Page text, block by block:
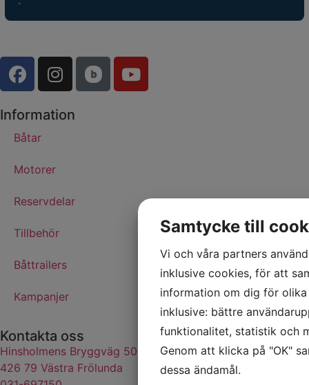
Information
Båtar
Motorer
Reservdelar
Tillbehör
Båttrailers
Kampanjer
Kontakta oss
Hinsholmens Bryggväg 50
426 79 Västra Frölunda
Samtycke till
Vi och våra partners
inklusive cookies, för att
information om dig för olika
inklusive: bättre
funktionalitet, statistik och
Genom att klicka på "OK"
dessa ändamål.